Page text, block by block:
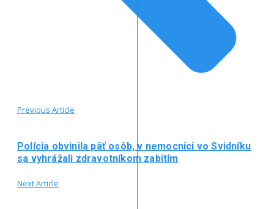
Previous Article
Polícia obvinila päť osôb, v nemocnici vo Svidníku
sa vyhrážali zdravotníkom zabitím
Next Article